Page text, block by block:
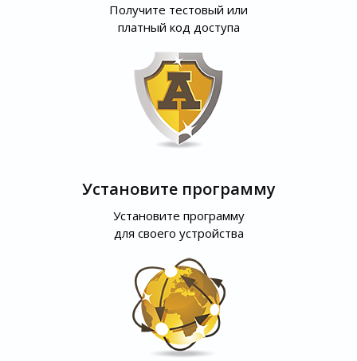
Получите тестовый или
платный код доступа
Установите программу
Установите программу
для своего устройства